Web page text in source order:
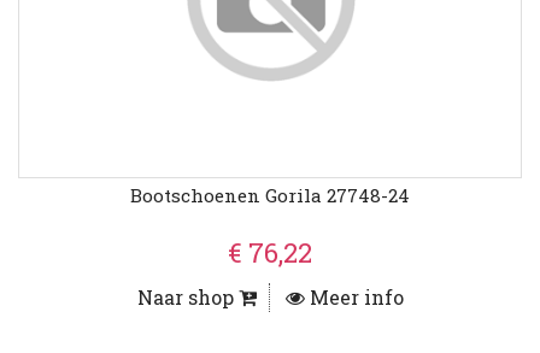
Bootschoenen Gorila 27748-24
€ 76,22
Naar shop Meer info